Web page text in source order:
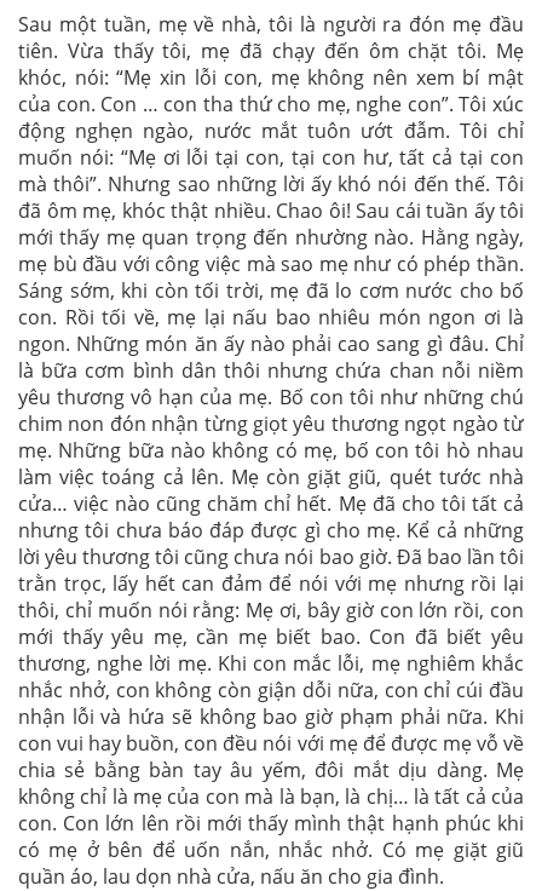
Sau một tuần, mẹ về nhà, tôi là người ra đón mẹ đầu
tiên. Vừa thấy tôi, mẹ đã chạy đến ôm chặt tôi. Mẹ
khóc, nói: “Mẹ xin lỗi con, mẹ không nên xem bí mật
của con. Con … con tha thứ cho mẹ, nghe con”. Tôi xúc
động nghẹn ngào, nước mắt tuôn ướt đẫm. Tôi chỉ
muốn nói: “Mẹ ơi lỗi tại con, tại con hư, tất cả tại con
mà thôi”. Nhưng sao những lời ấy khó nói đến thế. Tôi
đã ôm mẹ, khóc thật nhiều. Chao ôi! Sau cái tuần ấy tôi
mới thấy mẹ quan trọng đến nhường nào. Hằng ngày,
mẹ bù đầu với công việc mà sao mẹ như có phép thần.
Sáng sớm, khi còn tối trời, mẹ đã lo cơm nước cho bố
con. Rồi tối về, mẹ lại nấu bao nhiêu món ngon ơi là
ngon. Những món ăn ấy nào phải cao sang gì đâu. Chỉ
là bữa cơm bình dân thôi nhưng chứa chan nỗi niềm
yêu thương vô hạn của mẹ. Bố con tôi như những chú
chim non đón nhận từng giọt yêu thương ngọt ngào từ
mẹ. Những bữa nào không có mẹ, bố con tôi hò nhau
làm việc toáng cả lên. Mẹ còn giặt giũ, quét tước nhà
cửa… việc nào cũng chăm chỉ hết. Mẹ đã cho tôi tất cả
nhưng tôi chưa báo đáp được gì cho mẹ. Kể cả những
lời yêu thương tôi cũng chưa nói bao giờ. Đã bao lần tôi
trằn trọc, lấy hết can đảm để nói với mẹ nhưng rồi lại
thôi, chỉ muốn nói rằng: Mẹ ơi, bây giờ con lớn rồi, con
mới thấy yêu mẹ, cần mẹ biết bao. Con đã biết yêu
thương, nghe lời mẹ. Khi con mắc lỗi, mẹ nghiêm khắc
nhắc nhở, con không còn giận dỗi nữa, con chỉ cúi đầu
nhận lỗi và hứa sẽ không bao giờ phạm phải nữa. Khi
con vui hay buồn, con đều nói với mẹ để được mẹ vỗ về
chia sẻ bằng bàn tay âu yếm, đôi mắt dịu dàng. Mẹ
không chỉ là mẹ của con mà là bạn, là chị… là tất cả của
con. Con lớn lên rồi mới thấy mình thật hạnh phúc khi
có mẹ ở bên để uốn nắn, nhắc nhở. Có mẹ giặt giũ
quần áo, lau dọn nhà cửa, nấu ăn cho gia đình.